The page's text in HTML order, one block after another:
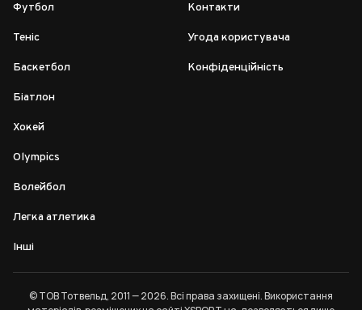
Футбол
Теніс
Баскетбол
Біатлон
Хокей
Olympics
Волейбол
Легка атлетика
Інші
Контакти
Угода користувача
Конфіденційність
© ТОВ Тотвельд, 2011 — 2026. Всі права захищені. Використання